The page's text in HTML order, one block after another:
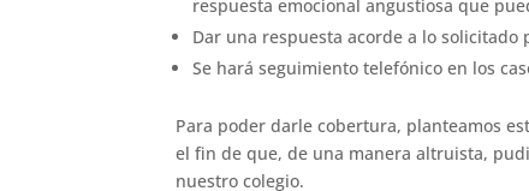
respuesta emocional angustiosa que
Dar una respuesta acorde a lo solicitado
Se hará seguimiento telefónico en los
Para poder darle cobertura, planteamos
el fin de que, de una manera altruista,
nuestro colegio.